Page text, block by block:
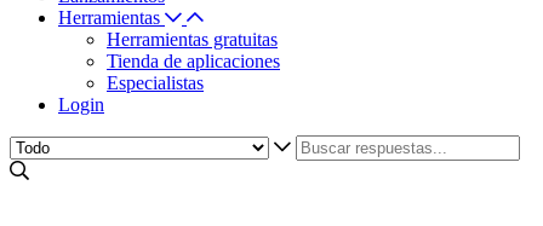
Herramientas
Herramientas gratuitas
Tienda de aplicaciones
Especialistas
Login